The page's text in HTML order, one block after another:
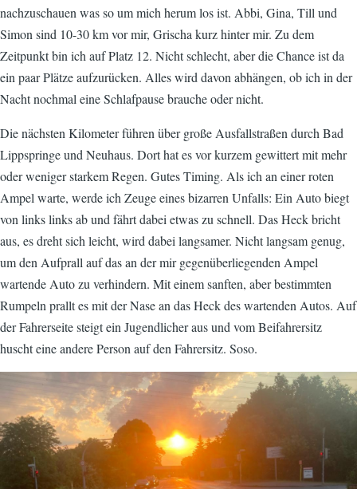
nachzuschauen was so um mich herum los ist. Abbi, Gina, Till und
Simon sind 10-30 km vor mir, Grischa kurz hinter mir. Zu dem
Zeitpunkt bin ich auf Platz 12. Nicht schlecht, aber die Chance ist da
ein paar Plätze aufzurücken. Alles wird davon abhängen, ob ich in der
Nacht nochmal eine Schlafpause brauche oder nicht.
Die nächsten Kilometer führen über große Ausfallstraßen durch Bad
Lippspringe und Neuhaus. Dort hat es vor kurzem gewittert mit mehr
oder weniger starkem Regen. Gutes Timing. Als ich an einer roten
Ampel warte, werde ich Zeuge eines bizarren Unfalls: Ein Auto biegt
von links links ab und fährt dabei etwas zu schnell. Das Heck bricht
aus, es dreht sich leicht, wird dabei langsamer. Nicht langsam genug,
um den Aufprall auf das an der mir gegenüberliegenden Ampel
wartende Auto zu verhindern. Mit einem sanften, aber bestimmten
Rumpeln prallt es mit der Nase an das Heck des wartenden Autos. Auf
der Fahrerseite steigt ein Jugendlicher aus und vom Beifahrersitz
huscht eine andere Person auf den Fahrersitz. Soso.